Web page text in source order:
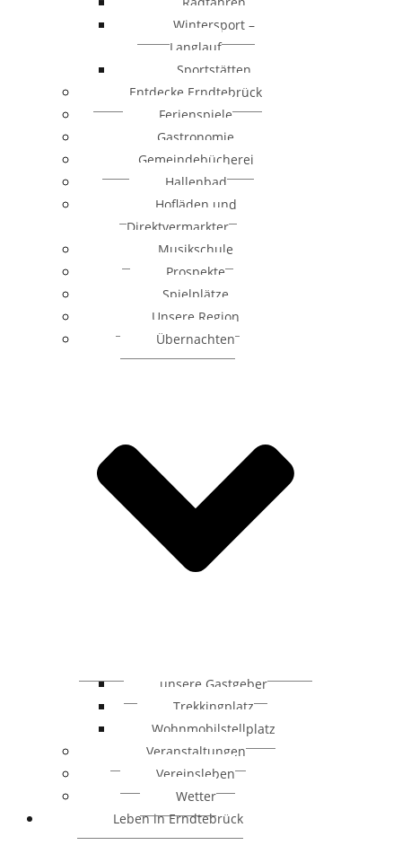
Wintersport –
Langlauf
Sportstätten
Entdecke Erndtebrück
Ferienspiele
Gastronomie
Gemeindebücherei
Hallenbad
Hofläden und
Direktvermarkter
Musikschule
Prospekte
Spielplätze
Unsere Region
Übernachten
unsere Gastgeber
Trekkingplatz
Wohnmobilstellplatz
Veranstaltungen
Vereinsleben
Wetter
Leben in Erndtebrück